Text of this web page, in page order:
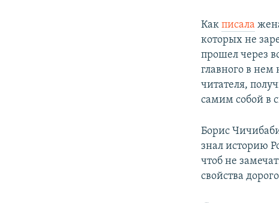
Какписала
которых не
прошел через
главного в
читателя,
самим собой в
Борис
знал историю
чтоб не
свойства